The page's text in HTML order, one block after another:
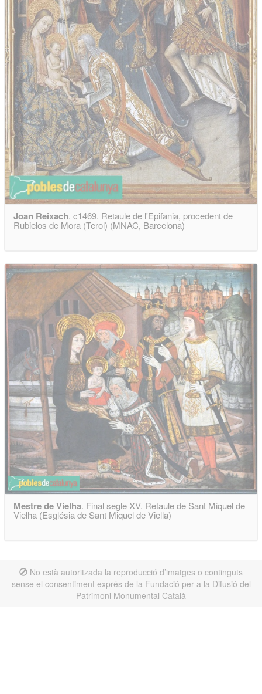
Joan Reixach. c1469. Retaule de l'Epifania, procedent de
Rubielos de Mora (Terol) (MNAC, Barcelona)
Mestre de Vielha. Final segle XV. Retaule de Sant Miquel de
Vielha (Església de Sant Miquel de Viella)
No està autoritzada la reproducció d’imatges o continguts
sense el consentiment exprés de la Fundació per a la Difusió del
Patrimoni Monumental Català